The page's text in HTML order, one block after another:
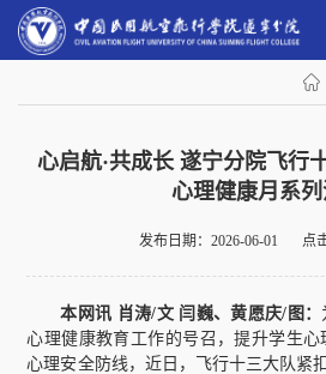
心启航·共成长 遂宁分院飞行
心理健康月系
发布日期：2026-06-01 点
本网讯 肖涛/文 闫巍、黄愿庆/图：
心理健康教育工作的号召，提升学生
心理安全防线，近日，飞行十三大队紧扣